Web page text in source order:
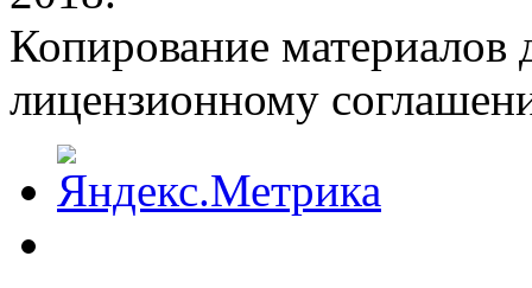
Копирование материалов
лицензионному